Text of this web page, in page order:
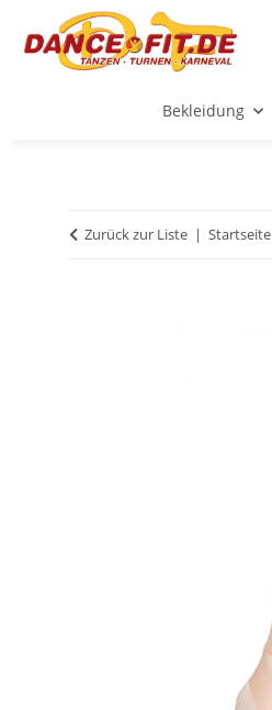
Bekleidung
Zurück zur Liste Startseite